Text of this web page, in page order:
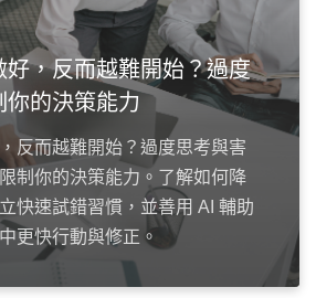
好，反而越難開始？過度
你的決策能力
反而越難開始？過度思考與害
制你的決策能力。了解如何降
快速試錯習慣，並善用 AI 輔助
更快行動與修正。